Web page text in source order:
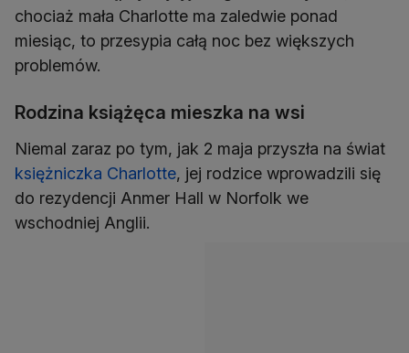
chociaż mała Charlotte ma zaledwie ponad
miesiąc, to przesypia całą noc bez większych
problemów.
Rodzina książęca mieszka na wsi
Niemal zaraz po tym, jak 2 maja przyszła na świat
księżniczka Charlotte, jej rodzice wprowadzili się
do rezydencji Anmer Hall w Norfolk we
wschodniej Anglii.